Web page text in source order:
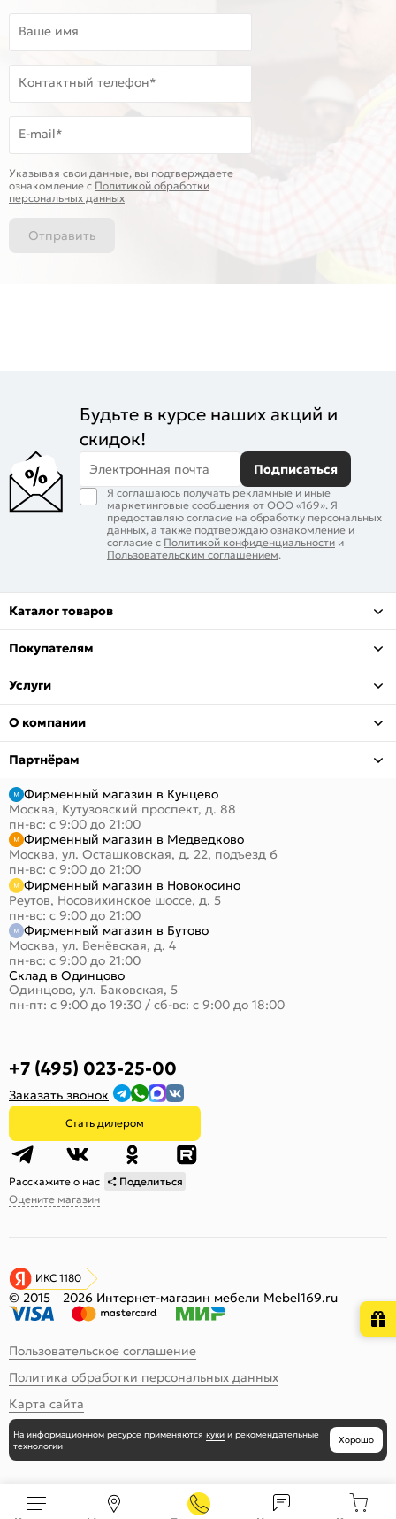
Ваше имя
Контактный телефон*
E-mail*
Указывая свои данные, вы подтверждаете
ознакомление c Политикой обработки
персональных данных
Отправить
Будьте в курсе наших акций и
скидок!
Электронная почта Подписаться
Я соглашаюсь получать рекламные и иные
маркетинговые сообщения от ООО «169». Я
предоставляю согласие на обработку персональных
данных, а также подтверждаю ознакомление и
согласие с Политикой конфиденциальности и
Пользовательским соглашением.
Каталог товаров
Покупателям
Услуги
О компании
Партнёрам
Фирменный магазин в Кунцево
Москва, Кутузовский проспект, д. 88
пн-вс: с 9:00 до 21:00
Фирменный магазин в Медведково
Москва, ул. Осташковская, д. 22, подъезд 6
пн-вс: с 9:00 до 21:00
Фирменный магазин в Новокосино
Реутов, Носовихинское шоссе, д. 5
пн-вс: с 9:00 до 21:00
Фирменный магазин в Бутово
Москва, ул. Венёвская, д. 4
пн-вс: с 9:00 до 21:00
Склад в Одинцово
Одинцово, ул. Баковская, 5
пн-пт: с 9:00 до 19:30 / сб-вс: с 9:00 до 18:00
+7 (495) 023-25-00
Заказать звонок
Стать дилером
Расскажите о нас
Поделиться
Оцените магазин
ИКС 1180
© 2015—2026 Интернет-магазин мебели Mebel169.ru
Пользовательское соглашение
Политика обработки персональных данных
Карта сайта
На информационном ресурсе применяются куки и рекомендательные
технологии
Хорошо